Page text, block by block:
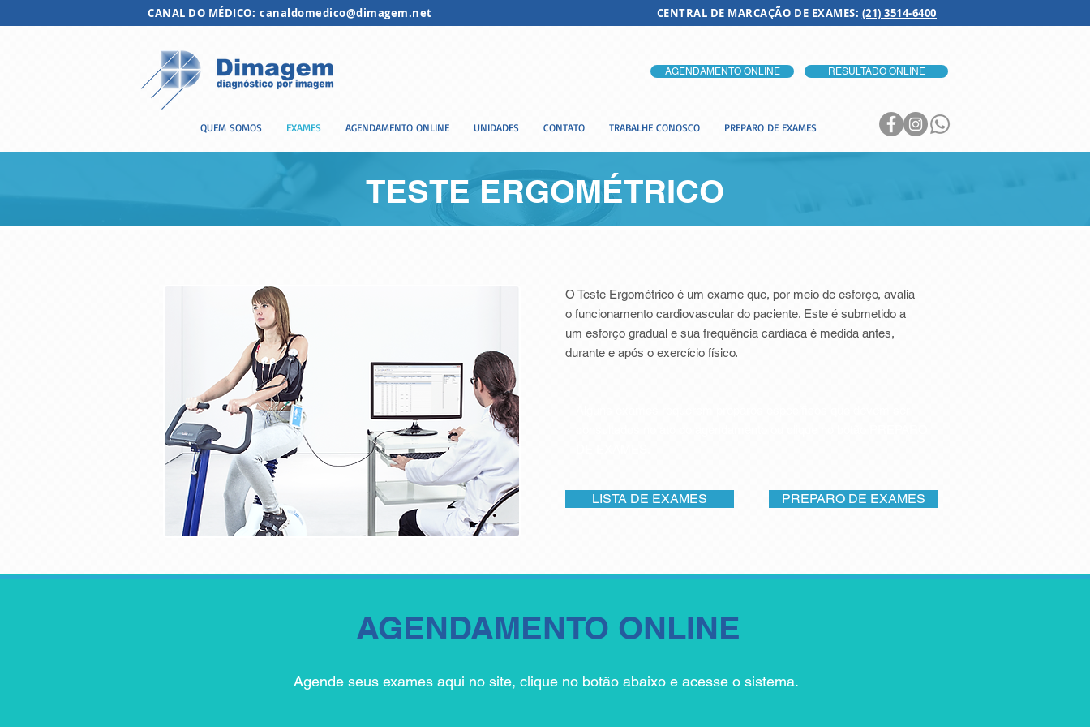
CENTRAL DE MARCAÇÃO DE EXAMES: (21) 3514-6400
CANAL DO MÉDICO: canaldomedico@dimagem.net
AGENDAMENTO ONLINE RESULTADO ONLINE
QUEM SOMOS EXAMES AGENDAMENTO ONLINE UNIDADES CONTATO TRABALHE CONOSCO PREPARO DE EXAMES
TESTE ERGOMÉTRICO
O Teste Ergométrico é um exame que, por meio de esforço, avalia
o funcionamento cardiovascular do paciente. Este é submetido a
um esforço gradual e sua frequência cardíaca é medida antes,
durante e após o exercício físico.
LISTA DE EXAMES PREPARO DE EXAMES
AGENDAMENTO ONLINE
Agende seus exames aqui no site, clique no botão abaixo e acesse o sistema.